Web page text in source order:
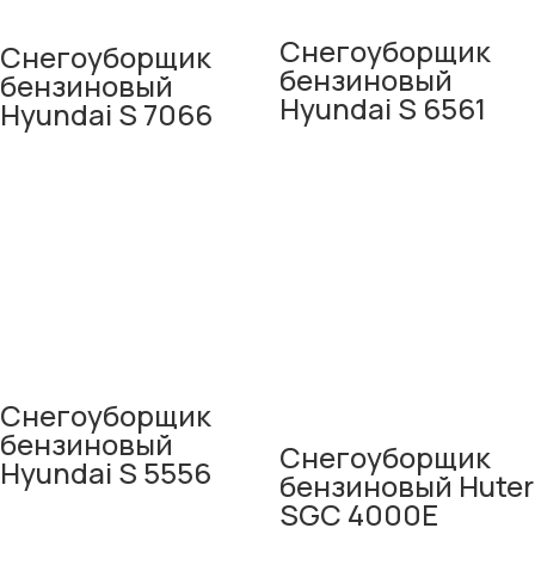
Снегоуборщик
бензиновый
Hyundai S 7066
Снегоуборщик
бензиновый
Hyundai S 6561
Снегоуборщик
бензиновый
Hyundai S 5556 Снегоуборщик
бензиновый Huter
SGC 4000E